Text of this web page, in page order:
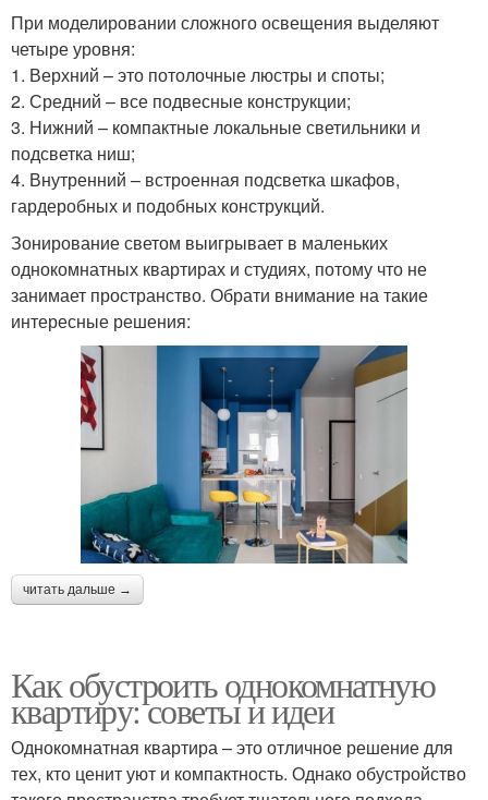
При моделировании сложного освещения выделяют
четыре уровня:
1. Верхний – это потолочные люстры и споты;
2. Средний – все подвесные конструкции;
3. Нижний – компактные локальные светильники и
подсветка ниш;
4. Внутренний – встроенная подсветка шкафов,
гардеробных и подобных конструкций.
Зонирование светом выигрывает в маленьких
однокомнатных квартирах и студиях, потому что не
занимает пространство. Обрати внимание на такие
интересные решения:
читать дальше →
Как обустроить однокомнатную
квартиру: советы и идеи
Однокомнатная квартира – это отличное решение для
тех, кто ценит уют и компактность. Однако обустройство